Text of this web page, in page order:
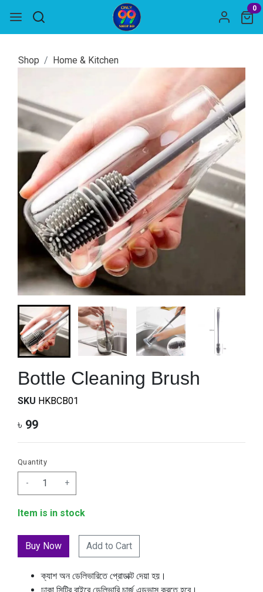
0
Shop Home & Kitchen
Bottle Cleaning Brush
SKU HKBCB01
৳ 99
Quantity
- +
Item is in stock
Add to Cart
ক্যাশ অন ডেলিভারিতে প্রোডাক্ট দেয়া হয়।
ঢাকা সিটির বাইরে ডেলিভারি চার্জ এডভান্স করতে হবে।